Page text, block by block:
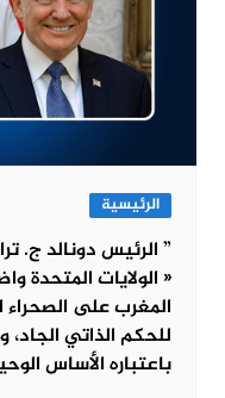
الرئيسية
” الرئيس دونالد ج.
« الولايات المتحدة
المغرب على الصحراء
للحكم الذاتي
باعتباره الأساس